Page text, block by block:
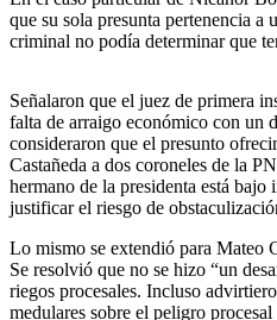
que su sola presunta pertenencia a
criminal no podía determinar que
Señalaron que el juez de primera
falta de arraigo económico con un
consideraron que el presunto
Castañeda a dos coroneles de la
hermano de la presidenta está
justificar el riesgo de
Lo mismo se extendió para Mateo
Se resolvió que no se hizo “un
riegos procesales. Incluso
medulares sobre el peligro